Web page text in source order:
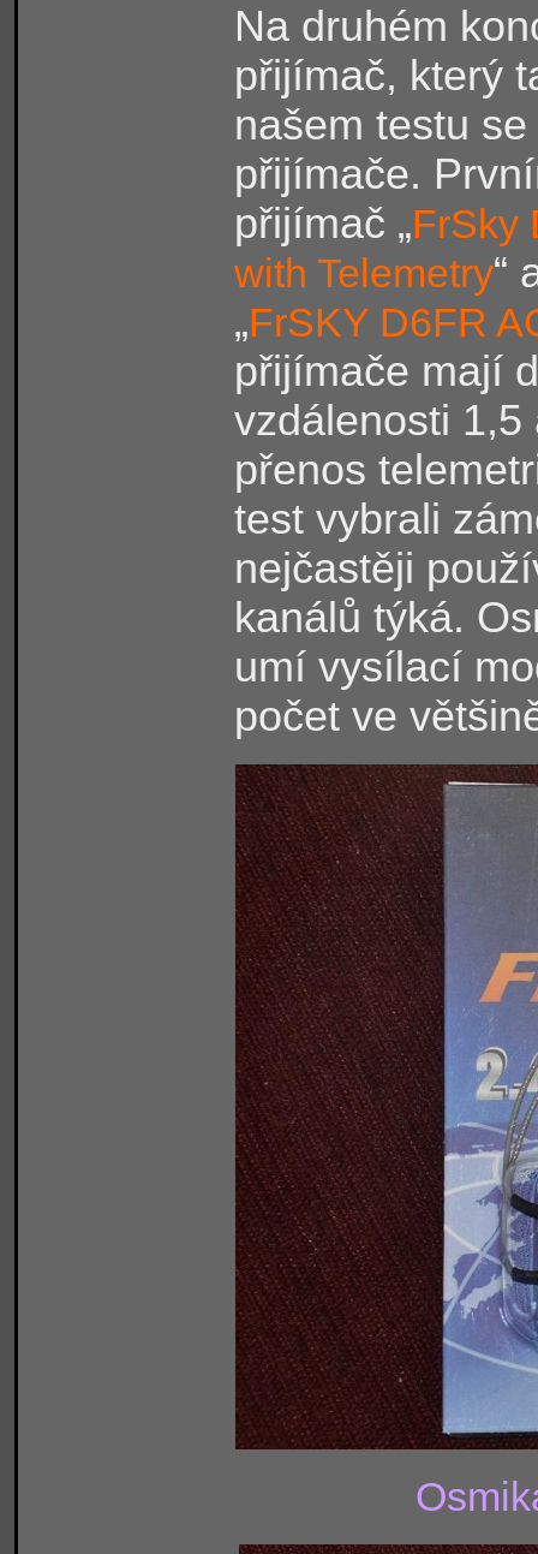
Na druhém
přijímač, který
našem testu
přijímače.
přijímač „FrSky
with Telemetry“
„FrSKY D6FR
přijímače mají
vzdálenosti
přenos
test vybrali
nejčastěji
kanálů týká.
umí vysílací
počet ve